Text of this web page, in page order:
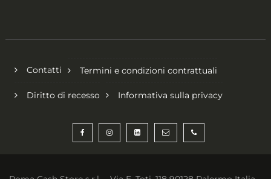
Contatti Termini e condizioni contrattuali
Diritto di recesso Informativa sulla privacy